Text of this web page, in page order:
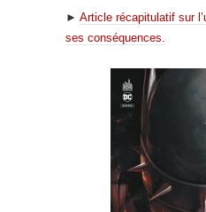
► Article récapitulatif sur
ses conséquences.